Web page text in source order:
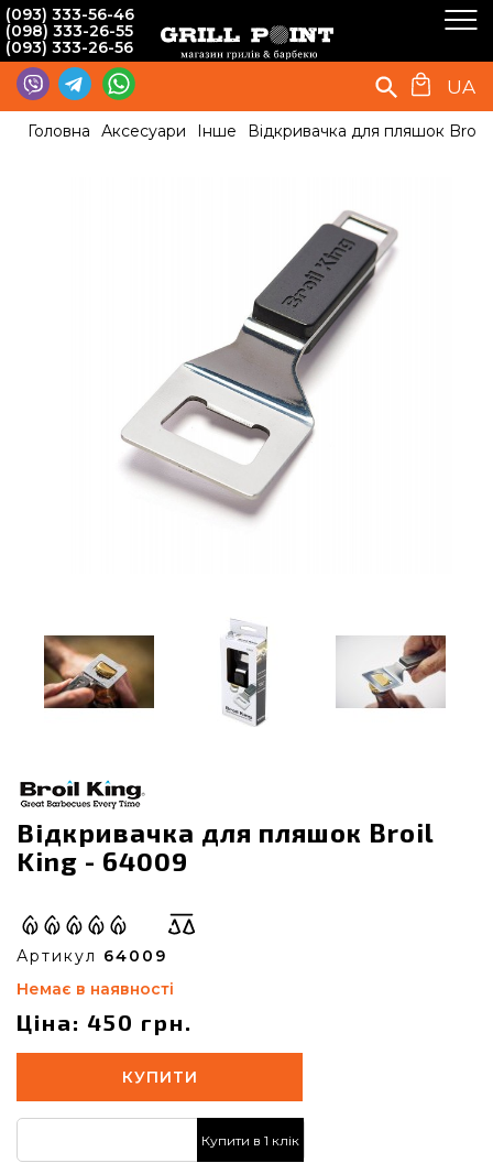
(093) 333-56-46
(098) 333-26-55
(093) 333-26-56
UA
Головна Аксесуари Інше Відкривачка для пляшок Broil
Відкривачка для пляшок Broil
King - 64009
Артикул 64009
Немає в наявності
Ціна: 450 грн.
КУПИТИ
Купити в 1 клік